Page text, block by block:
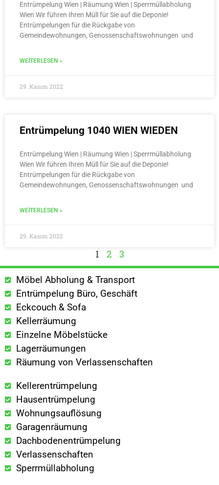
Entrümpelung Wien | Räumung Wien | Sperrmüllabholung
Wien Wir führen Ihren Müll für Sie auf die Deponie!
Entrümpelungen für die Rückgabe von
Gemeindewohnungen, Genossenschaftswohnungen und
WEITERLESEN »
29. Kasım 2022
Entrümpelung 1040 WIEN WIEDEN
Entrümpelung Wien | Räumung Wien | Sperrmüllabholung
Wien Wir führen Ihren Müll für Sie auf die Deponie!
Entrümpelungen für die Rückgabe von
Gemeindewohnungen, Genossenschaftswohnungen und
WEITERLESEN »
29. Kasım 2022
1 2 3
Möbel Abholung & Transport
Entrümpelung Büro, Geschäft
Eckcouch & Sofa
Kellerräumung
Einzelne Möbelstücke
Lagerräumungen
Räumung von Verlassenschaften
Kellerentrümpelung
Hausentrümpelung
Wohnungsauflösung
Garagenräumung
Dachbodenentrümpelung
Verlassenschaften
Sperrmüllabholung